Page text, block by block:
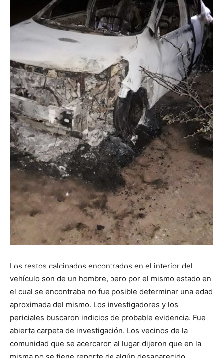
Los restos calcinados encontrados en el interior del
vehículo son de un hombre, pero por el mismo estado en
el cual se encontraba no fue posible determinar una edad
aproximada del mismo. Los investigadores y los
periciales buscaron indicios de probable evidencia. Fue
abierta carpeta de investigación. Los vecinos de la
comunidad que se acercaron al lugar dijeron que en la